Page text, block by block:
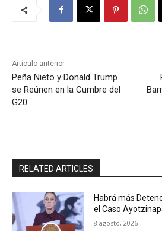
Artículo anterior
Peña Nieto y Donald Trump
se Reúnen en la Cumbre del
G20
RELATED ARTICLES
Habrá más
el Caso
8 agosto, 2026